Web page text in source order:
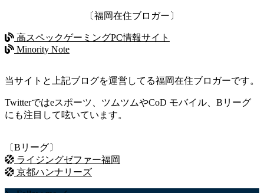
〔福岡在住ブロガー〕
高スペックゲーミングPC情報サイト
Minority Note
当サイトと上記ブログを運営してる福岡在住ブロガーです。
Twitterではeスポーツ、ツムツムやCoD モバイル、Bリーグ
にも注目して呟いています。
〔Bリーグ〕
ライジングゼファー福岡
京都ハンナリーズ